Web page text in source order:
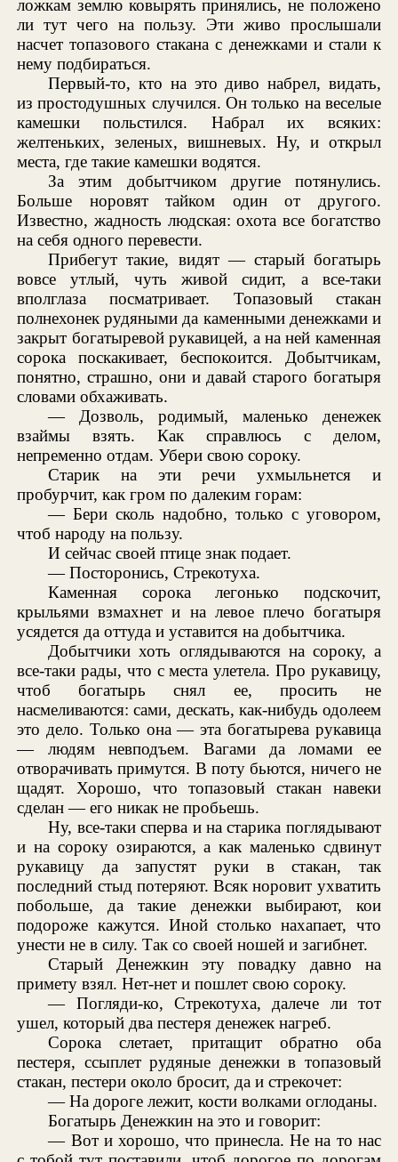
ложкам землю ковырять принялись, не положено
ли тут чего на пользу. Эти живо прослышали
насчет топазового стакана с денежками и стали к
нему подбираться.
Первый-то, кто на это диво набрел, видать,
из простодушных случился. Он только на веселые
камешки польстился. Набрал их всяких:
желтеньких, зеленых, вишневых. Ну, и открыл
места, где такие камешки водятся.
За этим добытчиком другие потянулись.
Больше норовят тайком один от другого.
Известно, жадность людская: охота все богатство
на себя одного перевести.
Прибегут такие, видят — старый богатырь
вовсе утлый, чуть живой сидит, а все-таки
вполглаза посматривает. Топазовый стакан
полнехонек рудяными да каменными денежками и
закрыт богатыревой рукавицей, а на ней каменная
сорока поскакивает, беспокоится. Добытчикам,
понятно, страшно, они и давай старого богатыря
словами обхаживать.
— Дозволь, родимый, маленько денежек
взаймы взять. Как справлюсь с делом,
непременно отдам. Убери свою сороку.
Старик на эти речи ухмыльнется и
пробурчит, как гром по далеким горам:
— Бери сколь надобно, только с уговором,
чтоб народу на пользу.
И сейчас своей птице знак подает.
— Посторонись, Стрекотуха.
Каменная сорока легонько подскочит,
крыльями взмахнет и на левое плечо богатыря
усядется да оттуда и уставится на добытчика.
Добытчики хоть оглядываются на сороку, а
все-таки рады, что с места улетела. Про рукавицу,
чтоб богатырь снял ее, просить не
насмеливаются: сами, дескать, как-нибудь одолеем
это дело. Только она — эта богатырева рукавица
— людям невподъем. Вагами да ломами ее
отворачивать примутся. В поту бьются, ничего не
щадят. Хорошо, что топазовый стакан навеки
сделан — его никак не пробьешь.
Ну, все-таки сперва и на старика поглядывают
и на сороку озираются, а как маленько сдвинут
рукавицу да запустят руки в стакан, так
последний стыд потеряют. Всяк норовит ухватить
побольше, да такие денежки выбирают, кои
подороже кажутся. Иной столько нахапает, что
унести не в силу. Так со своей ношей и загибнет.
Старый Денежкин эту повадку давно на
примету взял. Нет-нет и пошлет свою сороку.
— Погляди-ко, Стрекотуха, далече ли тот
ушел, который два пестеря денежек нагреб.
Сорока слетает, притащит обратно оба
пестеря, ссыплет рудяные денежки в топазовый
стакан, пестери около бросит, да и стрекочет:
— На дороге лежит, кости волками оглоданы.
Богатырь Денежкин на это и говорит:
— Вот и хорошо, что принесла. Не на то нас